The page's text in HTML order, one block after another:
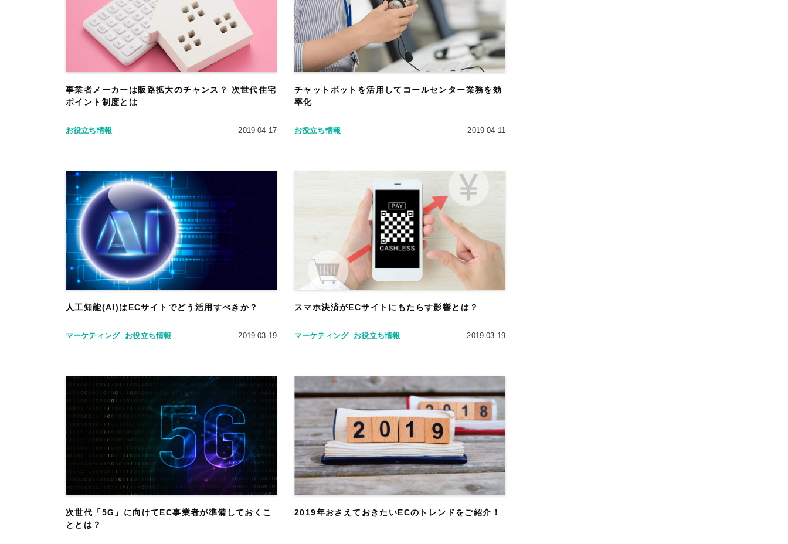
事業者メーカーは販路拡大のチャンス？ 次世代住宅
ポイント制度とは
お役立ち情報 2019-04-17
チャットボットを活用してコールセンター業務を効
率化
お役立ち情報 2019-04-11
人工知能(AI)はECサイトでどう活用すべきか？
マーケティング お役立ち情報 2019-03-19
スマホ決済がECサイトにもたらす影響とは？
マーケティング お役立ち情報 2019-03-19
次世代「5G」に向けてEC事業者が準備しておくこ
ととは？
2019年おさえておきたいECのトレンドをご紹介！